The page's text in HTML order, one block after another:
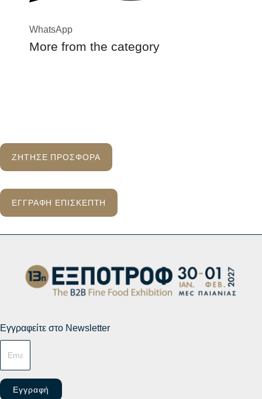
WhatsApp
More from the category
ΖΗΤΗΣΕ ΠΡΟΣΦΟΡΑ
ΕΓΓΡΑΦΗ ΕΠΙΣΚΕΠΤΗ
Εγγραφείτε στο Newsletter
Εγγραφή